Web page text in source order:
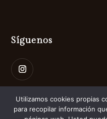
Síguenos
Utilizamos cookies propias
para recopilar información